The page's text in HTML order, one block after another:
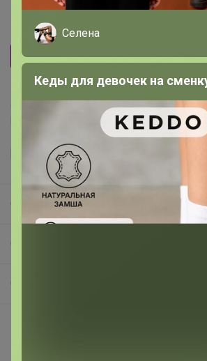
Цвет
Синий
Делая заказ, Вы подтверждаете что
регламентом выкупа
и соглашаетесь с
Селена
Кеды для девочек на